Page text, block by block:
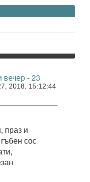
вечер - 23
2018, 15:12:44
праз и
сос